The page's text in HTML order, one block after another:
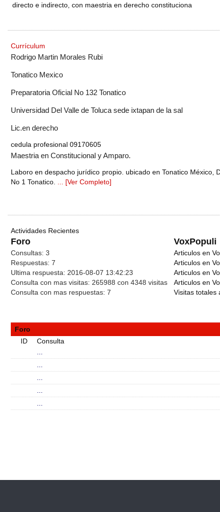
directo e indirecto, con maestria en derecho constituciona
Currículum
Rodrigo Martin Morales Rubi
Tonatico Mexico
Preparatoria Oficial No 132 Tonatico
Universidad Del Valle de Toluca sede ixtapan de la sal
Lic.en derecho
cedula profesional 09170605
Maestria en Constitucional y Amparo.
Laboro en despacho jurídico propio. ubicado en Tonatico México,
No 1 Tonatico.
... [Ver Completo]
Actividades Recientes
Foro VoxPopuli
Consultas: 3
Respuestas: 7
Ultima respuesta: 2016-08-07 13:42:23
Consulta con mas visitas: 265988 con 4348 visitas
Consulta con mas respuestas: 7
Articulos en
Articulos en
Articulos en
Articulos en
Visitas totales
Foro
ID
Consulta